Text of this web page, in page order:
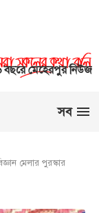
বছরে মেহেরপুর নিউজ
সব
মেলার পুরস্কার